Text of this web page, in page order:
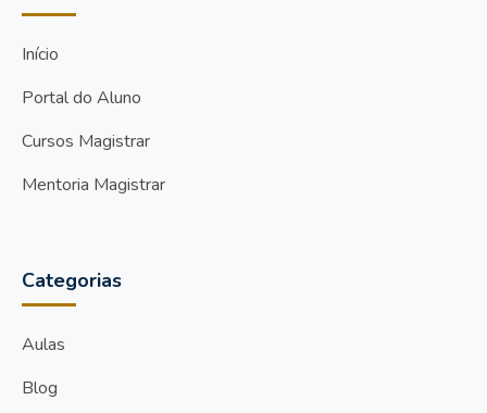
Início
Portal do Aluno
Cursos Magistrar
Mentoria Magistrar
Categorias
Aulas
Blog